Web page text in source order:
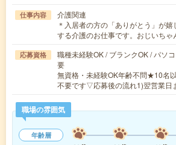
仕事内容
介護関連
＊入居者の方の「ありがとう」が
する介護のお仕事です。おじいち
応募資格
職種未経験OK / ブランクOK / パソ
要
無資格・未経験OK年齢不問★10名
不要です▽応募後の流れ1)翌営業日
職場の雰囲気
年齢層